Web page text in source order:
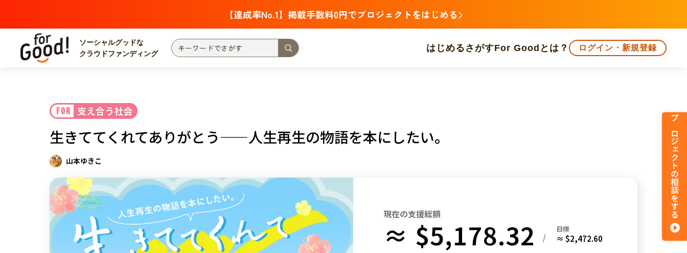
【達成率No.1】掲載手数料0円でプロジェクトをはじめる
ソーシャルグッドな
クラウドファンディング
はじめる さがすFor Goodとは？ ログイン・新規登録
カテゴリーからさがす
災害
社会貢献
地域からさがす
関東 茨城 栃木 群馬 埼玉 千葉
中部 新潟 石川 福井 山梨
近畿 三重 滋賀 京都 大阪 兵庫
中国 鳥取 島根 岡山 広島 山口
FOR 支え合う社会
生きててくれてありがとう――人生再生の物語を本にしたい。
山本ゆきこ
現在の支援総額
≈ $5,178.32 /
目標
≈ $2,472.60
プロジェクトの相談をする